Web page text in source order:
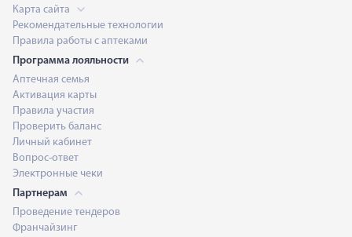
Карта сайта
Рекомендательные технологии
Правила работы с аптеками
Программа лояльности
Аптечная семья
Активация карты
Правила участия
Проверить баланс
Личный кабинет
Вопрос-ответ
Электронные чеки
Партнерам
Проведение тендеров
Франчайзинг